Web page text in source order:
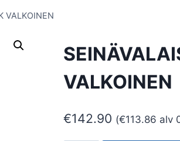
VALKOINEN
VALKOINEN
€142.90 (€113.86 alv